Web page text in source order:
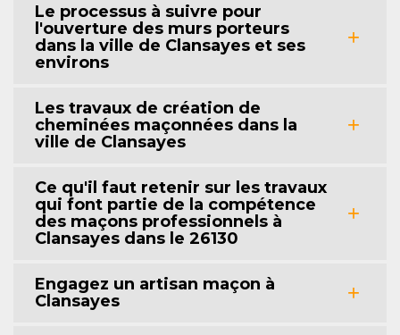
Le processus à suivre pour
l'ouverture des murs porteurs
dans la ville de Clansayes et ses
environs
Les travaux de création de
cheminées maçonnées dans la
ville de Clansayes
Ce qu'il faut retenir sur les travaux
qui font partie de la compétence
des maçons professionnels à
Clansayes dans le 26130
Engagez un artisan maçon à
Clansayes